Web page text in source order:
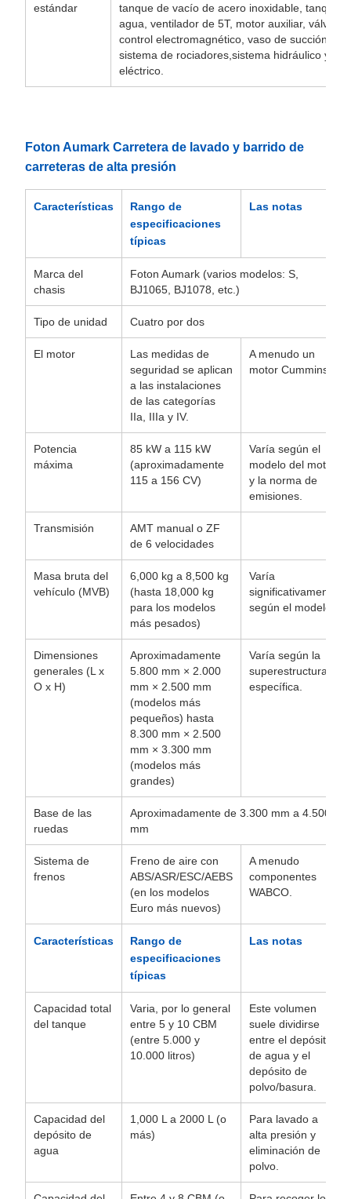
estándar
tanque de vacío de acero inoxidable, tanque
agua, ventilador de 5T, motor auxiliar, válvula
control electromagnético, vaso de succión,
sistema de rociadores,sistema hidráulico y
eléctrico.
Foton Aumark Carretera de lavado y barrido de
carreteras de alta presión
Características
Rango de
especificaciones
típicas
Las notas
Marca del
chasis
Foton Aumark (varios modelos: S,
BJ1065, BJ1078, etc.)
Tipo de unidad Cuatro por dos
El motor
Las medidas de
seguridad se aplican
a las instalaciones
de las categorías
IIa, IIIa y IV.
A menudo un
motor Cummins.
Potencia
máxima
85 kW a 115 kW
(aproximadamente
115 a 156 CV)
Varía según el
modelo del motor
y la norma de
emisiones.
Transmisión
AMT manual o ZF
de 6 velocidades
Masa bruta del
vehículo (MVB)
6,000 kg a 8,500 kg
(hasta 18,000 kg
para los modelos
más pesados)
Varía
significativamente
según el modelo.
Dimensiones
generales (L x
O x H)
Aproximadamente
5.800 mm × 2.000
mm × 2.500 mm
(modelos más
pequeños) hasta
8.300 mm × 2.500
mm × 3.300 mm
(modelos más
grandes)
Varía según la
superestructura
específica.
Base de las
ruedas
Aproximadamente de 3.300 mm a 4.500
mm
Sistema de
frenos
Freno de aire con
ABS/ASR/ESC/AEBS
(en los modelos
Euro más nuevos)
A menudo
componentes
WABCO.
Características
Rango de
especificaciones
típicas
Las notas
Capacidad total
del tanque
Varia, por lo general
entre 5 y 10 CBM
(entre 5.000 y
10.000 litros)
Este volumen
suele dividirse
entre el depósito
de agua y el
depósito de
polvo/basura.
Capacidad del
depósito de
agua
1,000 L a 2000 L (o
más)
Para lavado a
alta presión y
eliminación de
polvo.